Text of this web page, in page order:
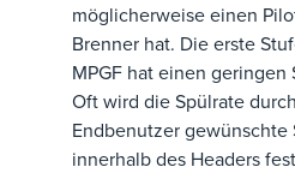
möglicherweise einen
Brenner hat. Die erste
MPGF hat einen geringen
Oft wird die Spülrate
Endbenutzer gewünschte
innerhalb des Headers